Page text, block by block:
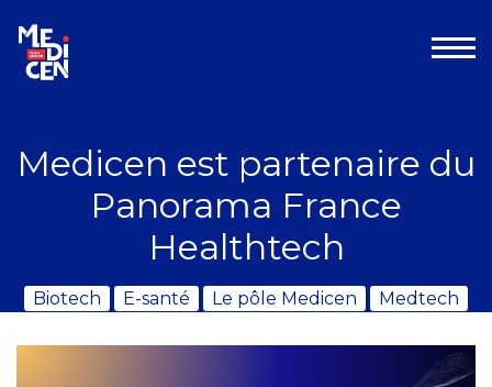
Medicen est partenaire du
Panorama France
Healthtech
Biotech E-santé Le pôle Medicen Medtech